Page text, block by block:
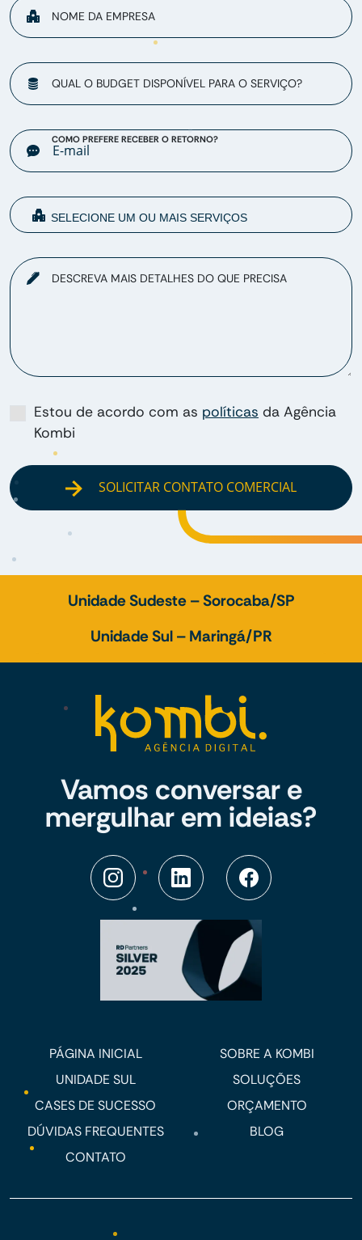
NOME DA EMPRESA
QUAL O BUDGET DISPONÍVEL PARA O SERVIÇO?
COMO PREFERE RECEBER O RETORNO?
DESCREVA MAIS DETALHES DO QUE PRECISA
Estou de acordo com as políticas da Agência
Kombi
SOLICITAR CONTATO COMERCIAL
Unidade Sudeste – Sorocaba/SP
Unidade Sul – Maringá/PR
Vamos conversar e
mergulhar em ideias?
PÁGINA INICIAL
SOBRE A KOMBI
UNIDADE SUL
SOLUÇÕES
CASES DE SUCESSO
ORÇAMENTO
DÚVIDAS FREQUENTES
BLOG
CONTATO